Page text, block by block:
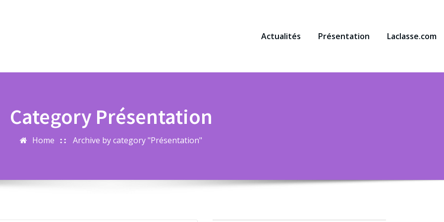
Actualités Présentation Laclasse.com
Category Présentation
Home Archive by category "Présentation"